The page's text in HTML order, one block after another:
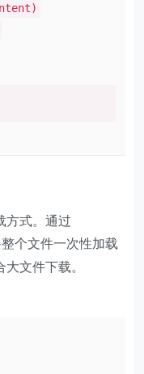
方式。通过
个文件一次性加载
文件下载。